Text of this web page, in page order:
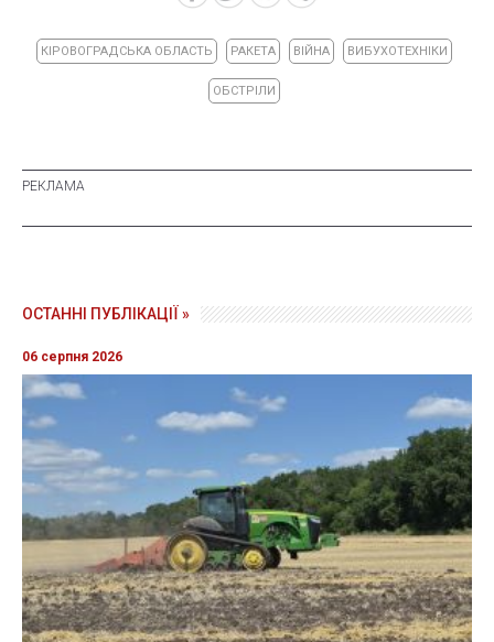
КІРОВОГРАДСЬКА ОБЛАСТЬ РАКЕТА ВІЙНА ВИБУХОТЕХНІКИ
ОБСТРІЛИ
ОСТАННІ ПУБЛІКАЦІЇ »
06 серпня 2026